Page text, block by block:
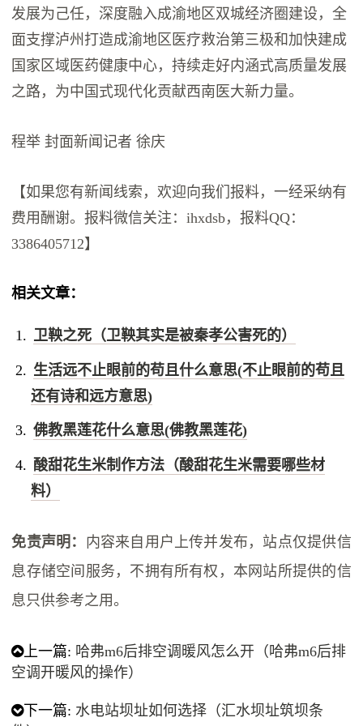
发展为己任，深度融入成渝地区双城经济圈建设，全
面支撑泸州打造成渝地区医疗救治第三极和加快建成
国家区域医药健康中心，持续走好内涵式高质量发展
之路，为中国式现代化贡献西南医大新力量。
程举 封面新闻记者 徐庆
【如果您有新闻线索，欢迎向我们报料，一经采纳有
费用酬谢。报料微信关注：ihxdsb，报料QQ：
3386405712】
相关文章：
卫鞅之死（卫鞅其实是被秦孝公害死的）
生活远不止眼前的苟且什么意思(不止眼前的苟且
还有诗和远方意思)
佛教黑莲花什么意思(佛教黑莲花)
酸甜花生米制作方法（酸甜花生米需要哪些材
料）
免责声明： 内容来自用户上传并发布，站点仅提供信
息存储空间服务，不拥有所有权，本网站所提供的信
息只供参考之用。
上一篇: 哈弗m6后排空调暖风怎么开（哈弗m6后排
空调开暖风的操作）
下一篇: 水电站坝址如何选择（汇水坝址筑坝条